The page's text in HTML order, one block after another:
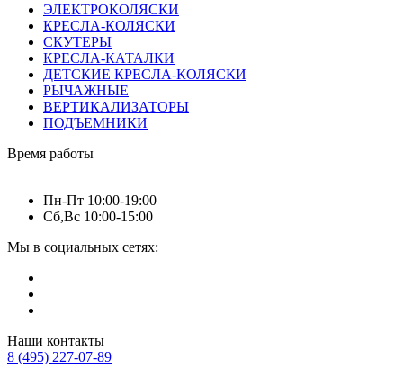
ЭЛЕКТРОКОЛЯСКИ
КРЕСЛА-КОЛЯСКИ
СКУТЕРЫ
КРЕСЛА-КАТАЛКИ
ДЕТСКИЕ КРЕСЛА-КОЛЯСКИ
РЫЧАЖНЫЕ
ВЕРТИКАЛИЗАТОРЫ
ПОДЪЕМНИКИ
Время работы
Пн-Пт 10:00-19:00
Сб,Вс 10:00-15:00
Мы в социальных сетях:
Наши контакты
8 (495) 227-07-89